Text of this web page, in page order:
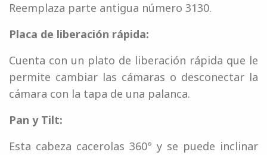
Reemplaza parte antigua número 3130.
Placa de liberación rápida:
Cuenta con un plato de liberación rápida que le
permite cambiar las cámaras o desconectar la
cámara con la tapa de una palanca.
Pan y Tilt:
Esta cabeza cacerolas 360° y se puede inclinar